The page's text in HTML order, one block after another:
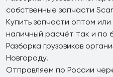
собственные запчасти
Купить запчасти оптом
наличный расчёт так и по
Разборка грузовиков
Новгороду.
Отправляем по России